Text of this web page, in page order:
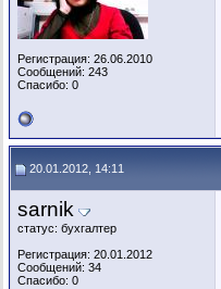
Регистрация: 26.06.2010
Сообщений: 243
Спасибо: 0
20.01.2012, 14:11
sarnik
статус: бухгалтер
Регистрация: 20.01.2012
Сообщений: 34
Спасибо: 0